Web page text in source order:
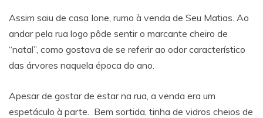
Assim saiu de casa Ione, rumo à venda de Seu Matias. Ao
andar pela rua logo pôde sentir o marcante cheiro de
“natal”, como gostava de se referir ao odor característico
das árvores naquela época do ano.
Apesar de gostar de estar na rua, a venda era um
espetáculo à parte. Bem sortida, tinha de vidros cheios de